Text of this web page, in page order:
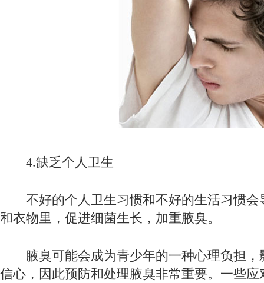
4.缺乏个人卫生
不好的个人卫生习惯和不好的生活习惯会
和衣物里，促进细菌生长，加重腋臭。
腋臭可能会成为青少年的一种心理负担，
信心，因此预防和处理腋臭非常重要。一些应